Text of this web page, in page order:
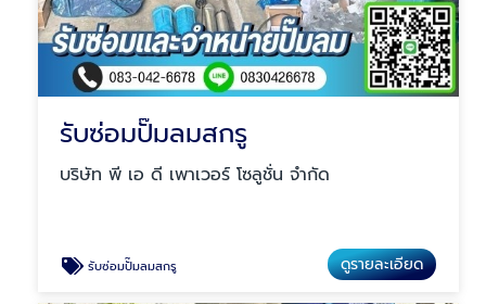
รับซ่อมปั๊มลมสกรู
บริษัท พี เอ ดี เพาเวอร์ โซลูชั่น จำกัด
รับซ่อมปั๊มลมสกรู ดูรายละเอียด